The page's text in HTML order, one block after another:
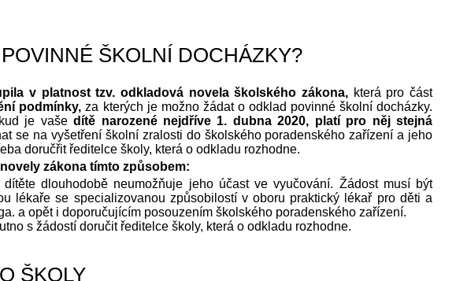
ŠKOLNÍ DOCHÁZKY?
v platnost tzv. odkladová novela školského zákona,která pro část
podmínky,za kterých je možno žádat o odklad povinné školní docházky.
je vašedítě narozené nejdříve 1. dubna 2020, platí pro něj stejná
se na vyšetření školní zralosti do školského poradenského zařízení a jeho
doručřit ředitelce školy, která o odkladu rozhodne.
zákona tímto způsobem:
dlouhodobě neumožňuje jeho účast ve vyučování. Žádost musí být
lékaře se specializovanou způsobilostí v oboru praktický lékař pro děti a
a opět i doporučujícím posouzením školského poradenského zařízení.
s žádostí doručit ředitelce školy, která o odkladu rozhodne.
ŠKOLY